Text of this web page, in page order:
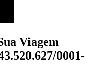
Viagem
0001-